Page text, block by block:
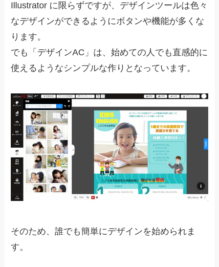
Illustrator に限らずですが、デザインツールは色々
なデザインができるようにボタンや機能が多くな
ります。
でも「デザインAC」は、始めての人でも直感的に
使えるようなシンプルな作りとなっています。
そのため、誰でも簡単にデザインを始められま
す。